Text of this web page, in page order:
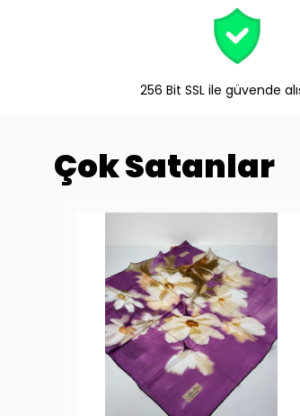
256 Bit SSL ile güvende
Çok Satanlar